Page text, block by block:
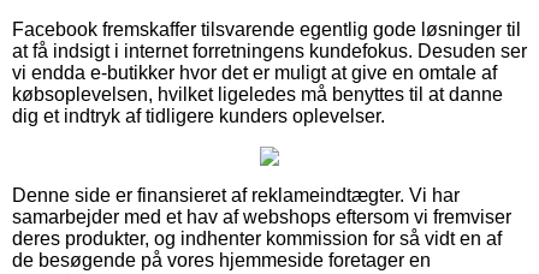
Facebook fremskaffer tilsvarende egentlig gode løsninger til
at få indsigt i internet forretningens kundefokus. Desuden ser
vi endda e-butikker hvor det er muligt at give en omtale af
købsoplevelsen, hvilket ligeledes må benyttes til at danne
dig et indtryk af tidligere kunders oplevelser.
Denne side er finansieret af reklameindtægter. Vi har
samarbejder med et hav af webshops eftersom vi fremviser
deres produkter, og indhenter kommission for så vidt en af
de besøgende på vores hjemmeside foretager en